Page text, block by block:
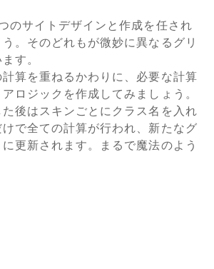
のサイトデザインと作成を任され
。そのどれもが微妙に異なるグリ
す。
算を重ねるかわりに、必要な計算
ロジックを作成してみましょう。
後はスキンごとにクラス名を入れ
で全ての計算が行われ、新たなグ
更新されます。まるで魔法のよう